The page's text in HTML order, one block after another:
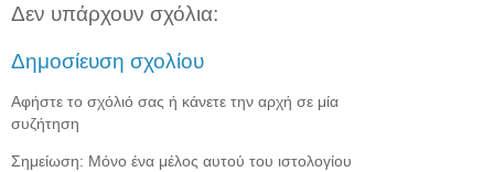
Δεν υπάρχουν σχόλια:
Δημοσίευση σχολίου
Αφήστε το σχόλιό σας ή κάνετε την αρχή σε μία
συζήτηση
Σημείωση: Μόνο ένα μέλος αυτού του ιστολογίου